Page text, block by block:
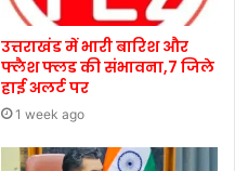
उत्तराखंड में भारी बारिश और
फ्लैश फ्लड की संभावना,7 जिले
हाई अलर्ट पर
1 week ago